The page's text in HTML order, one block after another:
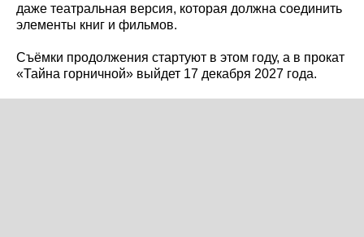
даже театральная версия, которая должна соединить
элементы книг и фильмов.
Съёмки продолжения стартуют в этом году, а в прокат
«Тайна горничной» выйдет 17 декабря 2027 года.